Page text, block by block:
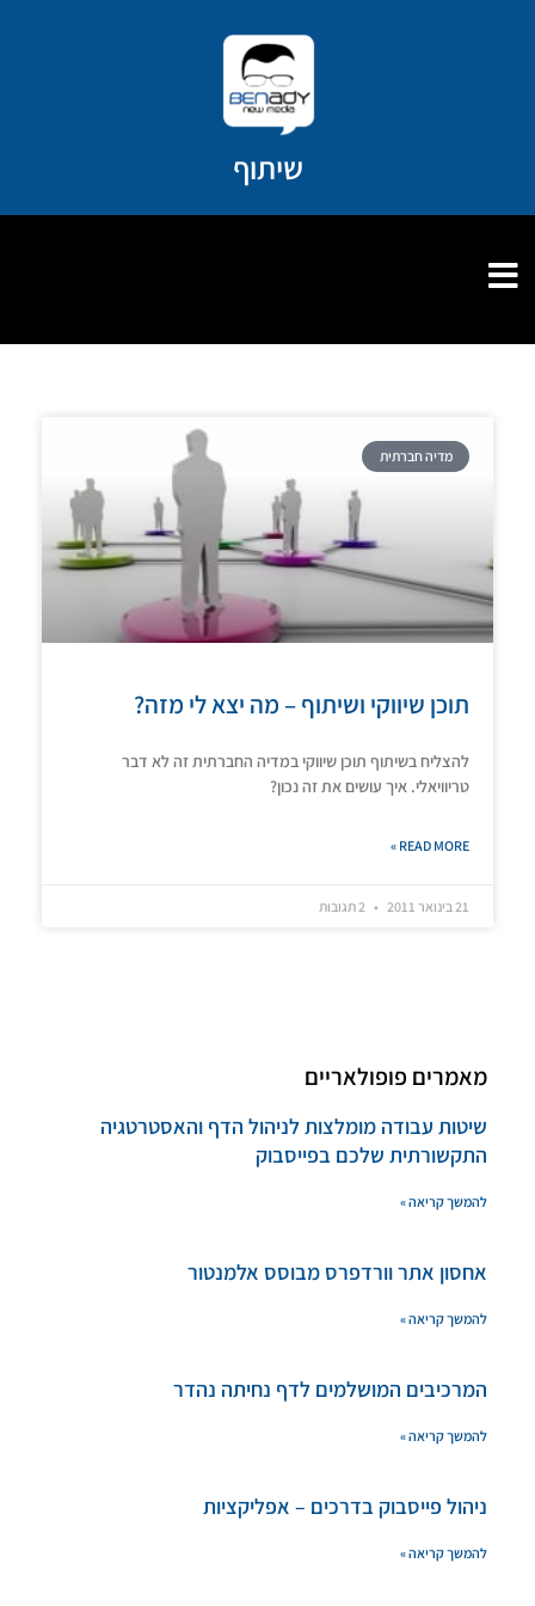
שיתוף
מדיה חברתית
תוכן שיווקי ושיתוף – מה יצא לי מזה?
להצליח בשיתוף תוכן שיווקי במדיה החברתית זה לא דבר
טריוויאלי. איך עושים את זה נכון?
READ MORE »
21 בינואר 2011
מאמרים פופולאריים
שיטות עבודה מומלצות לניהול הדף והאסטרטגיה
התקשורתית שלכם בפייסבוק
להמשך קריאה »
אחסון אתר וורדפרס מבוסס אלמנטור
להמשך קריאה »
המרכיבים המושלמים לדף נחיתה נהדר
להמשך קריאה »
ניהול פייסבוק בדרכים – אפליקציות
להמשך קריאה »